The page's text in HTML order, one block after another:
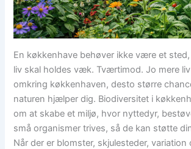
En køkkenhave behøver ikke være et
liv skal holdes væk. Tværtimod. Jo mere
omkring køkkenhaven, desto større
naturen hjælper dig. Biodiversitet i
om at skabe et miljø, hvor nyttedyr,
små organismer trives, så de kan støtte
Når der er blomster, skjulesteder,